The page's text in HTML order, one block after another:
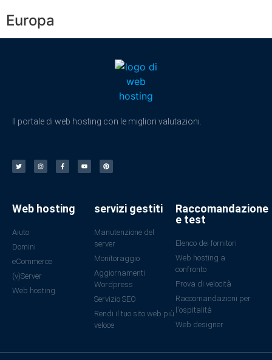
Europa
Il portale di web hosting con le migliori valutazioni.
Web hosting
Aiuto
Domini
eCommerce
(v)Server
Web hosting
servizi gestiti
Manutenzione del
server
Monitoraggio
Aggiornamenti
Wordpress
Servizio SEO
Rendi il tuo sito web più
veloce
Raccomandazione
e test
Elenco dei fornitori
Web hosting a
confronto
Prova di velocità
Raccomandazioni per
l'ospitalità
Web designer